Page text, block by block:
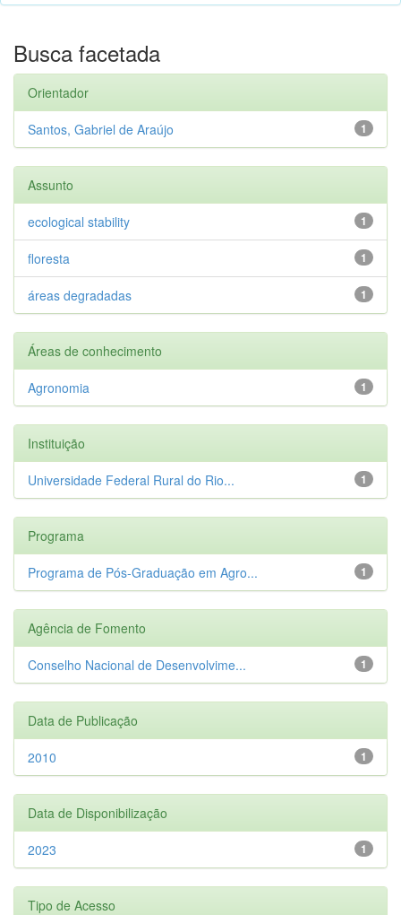
Busca facetada
Orientador
1
Santos, Gabriel de Araújo
Assunto
1
ecological stability
1
floresta
1
áreas degradadas
Áreas de conhecimento
1
Agronomia
Instituição
1
Universidade Federal Rural do Rio...
Programa
1
Programa de Pós-Graduação em Agro...
Agência de Fomento
1
Conselho Nacional de Desenvolvime...
Data de Publicação
1
2010
Data de Disponibilização
1
2023
Tipo de Acesso